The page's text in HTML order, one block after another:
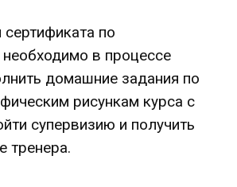
по
в процессе
домашние задания по
рисункам курса с
супервизию и получить
тренера.